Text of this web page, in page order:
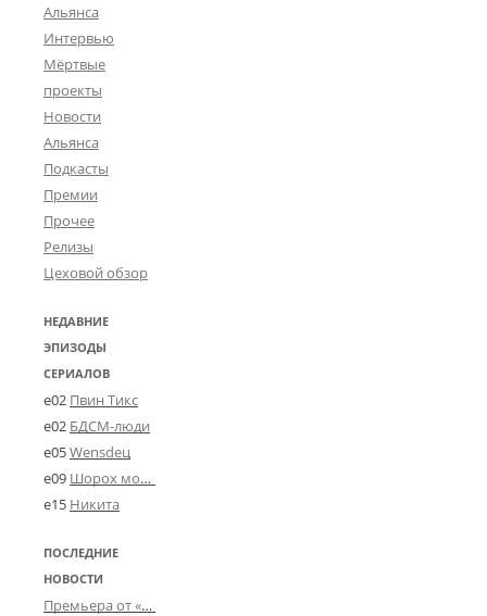
Альянса
Интервью
Мёртвые
проекты
Новости
Альянса
Подкасты
Премии
Прочее
Релизы
Цеховой обзор
НЕДАВНИЕ
ЭПИЗОДЫ
СЕРИАЛОВ
e02 Пвин Тикс
e02 БДСМ-люди
e05Wensdeц
e09 Шорох мозговины
e15 Никита
ПОСЛЕДНИЕ
НОВОСТИ
Премьера от «Усталого королевства»: «Игорь начал»